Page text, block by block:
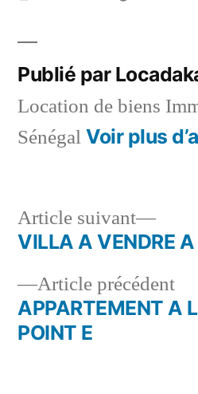
Publié par
Location de biens
Sénégal Voir plus
Navigation
de
l’article
Article précédent
APPARTEMENT A
POINT E
Article suivant
Article
VILLA A VENDRE